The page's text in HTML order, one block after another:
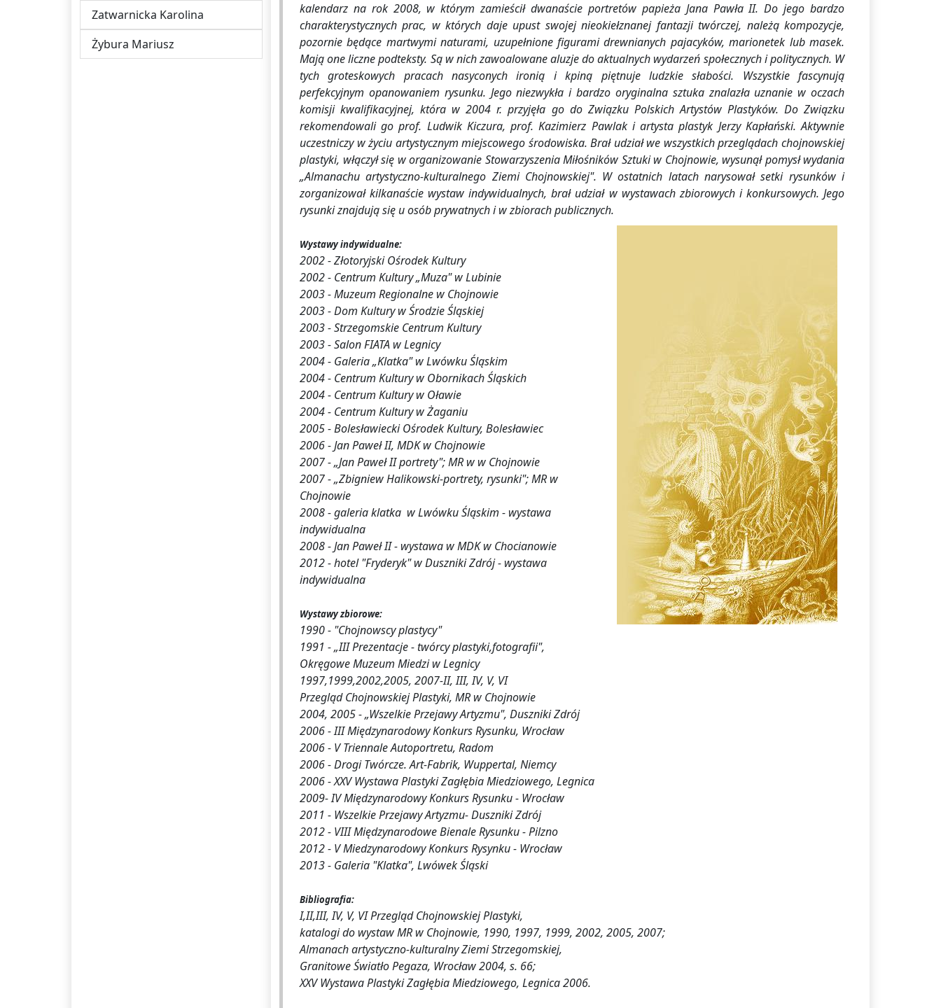
Zatwarnicka Karolina
Żybura Mariusz
kalendarz na rok 2008, w którym zamieścił dwanaście portretów papieża Jana Pawła II. Do jego bardzo
charakterystycznych prac, w których daje upust swojej nieokiełznanej fantazji twórczej, należą kompozycje,
pozornie będące martwymi naturami, uzupełnione figurami drewnianych pajacyków, marionetek lub masek.
Mają one liczne podteksty. Są w nich zawoalowane aluzje do aktualnych wydarzeń społecznych i politycznych. W
tych groteskowych pracach nasyconych ironią i kpiną piętnuje ludzkie słabości. Wszystkie fascynują
perfekcyjnym opanowaniem rysunku. Jego niezwykła i bardzo oryginalna sztuka znalazła uznanie w oczach
komisji kwalifikacyjnej, która w 2004 r. przyjęła go do Związku Polskich Artystów Plastyków. Do Związku
rekomendowali go prof. Ludwik Kiczura, prof. Kazimierz Pawlak i artysta plastyk Jerzy Kapłański. Aktywnie
uczestniczy w życiu artystycznym miejscowego środowiska. Brał udział we wszystkich przeglądach chojnowskiej
plastyki, włączył się w organizowanie Stowarzyszenia Miłośników Sztuki w Chojnowie, wysunął pomysł wydania
„Almanachu artystyczno-kulturalnego Ziemi Chojnowskiej". W ostatnich latach narysował setki rysunków i
zorganizował kilkanaście wystaw indywidualnych, brał udział w wystawach zbiorowych i konkursowych. Jego
rysunki znajdują się u osób prywatnych i w zbiorach publicznych.
Wystawy indywidualne:
2002 - Złotoryjski Ośrodek Kultury
2002 - Centrum Kultury „Muza" w Lubinie
2003 - Muzeum Regionalne w Chojnowie
2003 - Dom Kultury w Środzie Śląskiej
2003 - Strzegomskie Centrum Kultury
2003 - Salon FIATA w Legnicy
2004 - Galeria „Klatka" w Lwówku Śląskim
2004 - Centrum Kultury w Obornikach Śląskich
2004 - Centrum Kultury w Oławie
2004 - Centrum Kultury w Żaganiu
2005 - Bolesławiecki Ośrodek Kultury, Bolesławiec
2006 - Jan Paweł II, MDK w Chojnowie
2007 - „Jan Paweł II portrety"; MR w w Chojnowie
2007 - „Zbigniew Halikowski-portrety, rysunki"; MR w
Chojnowie
2008 - galeria klatka w Lwówku Śląskim - wystawa
indywidualna
2008 - Jan Paweł II - wystawa w MDK w Chocianowie
2012 - hotel "Fryderyk" w Duszniki Zdrój - wystawa
indywidualna
Wystawy zbiorowe:
1990 - "Chojnowscy plastycy"
1991 - „III Prezentacje - twórcy plastyki,fotografii",
Okręgowe Muzeum Miedzi w Legnicy
1997,1999,2002,2005, 2007-II, III, IV, V, VI
Przegląd Chojnowskiej Plastyki, MR w Chojnowie
2004, 2005 - „Wszelkie Przejawy Artyzmu", Duszniki Zdrój
2006 - III Międzynarodowy Konkurs Rysunku, Wrocław
2006 - V Triennale Autoportretu, Radom
2006 - Drogi Twórcze. Art-Fabrik, Wuppertal, Niemcy
2006 - XXV Wystawa Plastyki Zagłębia Miedziowego, Legnica
2009- IV Międzynarodowy Konkurs Rysunku - Wrocław
2011 - Wszelkie Przejawy Artyzmu- Duszniki Zdrój
2012 - VIII Międzynarodowe Bienale Rysunku - Pilzno
2012 - V Miedzynarodowy Konkurs Rysynku - Wrocław
2013 - Galeria "Klatka", Lwówek Śląski
Bibliografia:
I,II,III, IV, V, VI Przegląd Chojnowskiej Plastyki,
katalogi do wystaw MR w Chojnowie, 1990, 1997, 1999, 2002, 2005, 2007;
Almanach artystyczno-kulturalny Ziemi Strzegomskiej,
Granitowe Światło Pegaza, Wrocław 2004, s. 66;
XXV Wystawa Plastyki Zagłębia Miedziowego, Legnica 2006.